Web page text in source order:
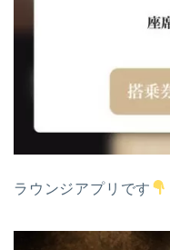
ラウンジアプリです